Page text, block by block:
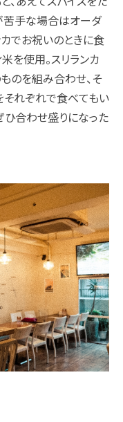
苦手な場合はオーダ
カでお祝いのときに食
を使用。スリランカ
のを組み合わせ、そ
それぞれで食べてもい
ひ合わせ盛りになった